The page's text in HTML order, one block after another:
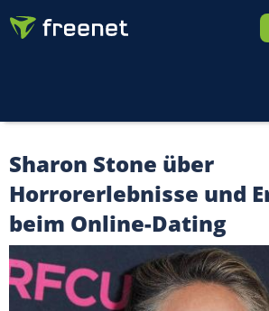
Sharon Stone über
Horrorerlebnisse und
beim Online-Dating